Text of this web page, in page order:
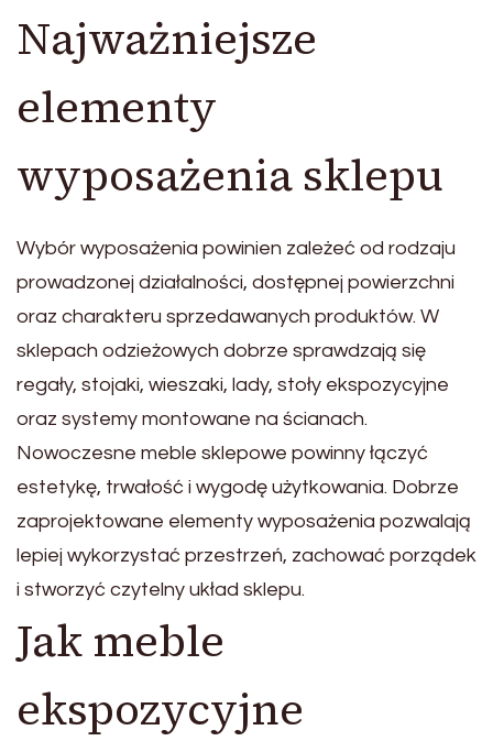
Najważniejsze
elementy
wyposażenia sklepu
Wybór wyposażenia powinien zależeć od rodzaju
prowadzonej działalności, dostępnej powierzchni
oraz charakteru sprzedawanych produktów. W
sklepach odzieżowych dobrze sprawdzają się
regały, stojaki, wieszaki, lady, stoły ekspozycyjne
oraz systemy montowane na ścianach.
Nowoczesne meble sklepowe powinny łączyć
estetykę, trwałość i wygodę użytkowania. Dobrze
zaprojektowane elementy wyposażenia pozwalają
lepiej wykorzystać przestrzeń, zachować porządek
i stworzyć czytelny układ sklepu.
Jak meble
ekspozycyjne